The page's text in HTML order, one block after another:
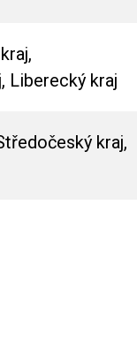
Liberecký kraj
kraj,